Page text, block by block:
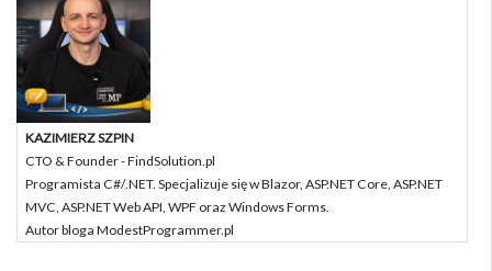
KAZIMIERZ SZPIN
CTO & Founder - FindSolution.pl
Programista C#/.NET. Specjalizuje się w Blazor, ASP.NET Core, ASP.NET
MVC, ASP.NET Web API, WPF oraz Windows Forms.
Autor bloga ModestProgrammer.pl